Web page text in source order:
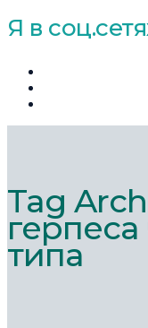
Я в
Tag
типа